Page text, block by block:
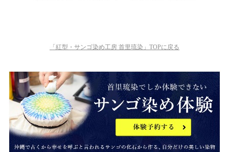
「紅型・サンゴ染め工房 首里琉染」TOPに戻る